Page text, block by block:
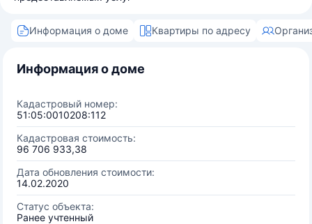
Информация о доме Квартиры по адресу
Информация о доме
Кадастровый номер:
51:05:0010208:112
Кадастровая стоимость:
96 706 933,38
Дата обновления стоимости:
14.02.2020
Статус объекта:
Ранее учтенный